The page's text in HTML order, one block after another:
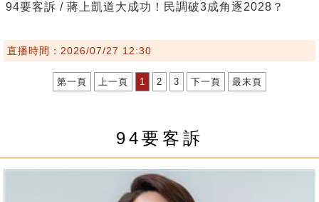
94要客訴 / 蔣上凱道大成功！民調破3成角逐2028？
直播時間：2026/07/27 12:30
第一頁 上一頁 1 2 3 下一頁 最末頁
94要客訴